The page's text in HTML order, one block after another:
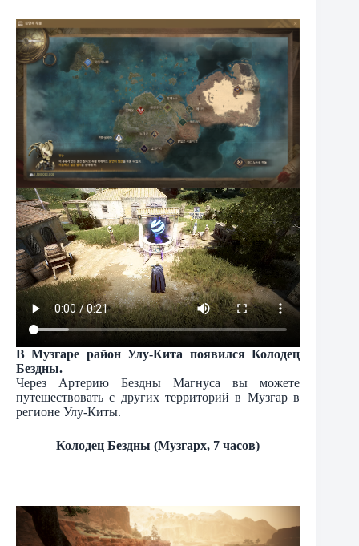
В Музгаре район Улу-Кита появился Колодец
Бездны.
Через Артерию Бездны Магнуса вы можете
путешествовать с других территорий в Музгар в
регионе Улу-Киты.
Колодец Бездны (Музгарх, 7 часов)